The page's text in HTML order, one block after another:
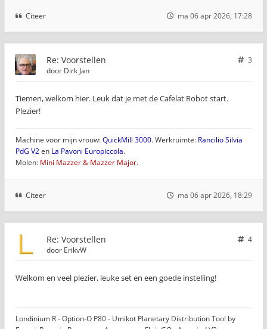
Citeer ma 06 apr 2026, 17:28
Re: Voorstellen
3
door Dirk Jan
Tiemen, welkom hier. Leuk dat je met de Cafelat Robot start.
Plezier!
Machine voor mijn vrouw:QuickMill 3000. Werkruimte: Rancilio Silvia
PdG V2en La Pavoni Europiccola.
Molen: Mini Mazzer & Mazzer Major.
Citeer ma 06 apr 2026, 18:29
Re: Voorstellen
4
door ErikvW
Welkom en veel plezier, leuke set en een goede instelling!
Londinium R - Option-O P80 - Umikot Planetary Distribution Tool by